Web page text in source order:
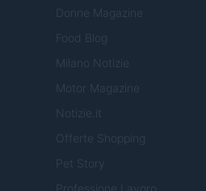
Donne Magazine
Food Blog
Milano Notizie
Motor Magazine
Notizie.it
Offerte Shopping
Pet Story